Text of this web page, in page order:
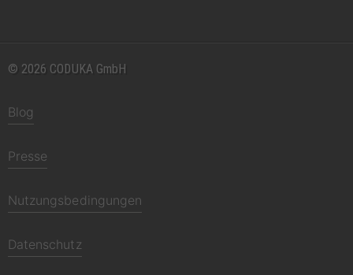
© 2026 CODUKA GmbH
Blog
Presse
Nutzungsbedingungen
Datenschutz